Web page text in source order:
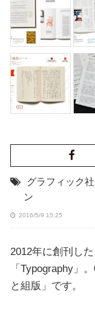
グラフィック社
ン
2016/5/9 15:25
2012年に創刊し
「Typography」
と組版」です。